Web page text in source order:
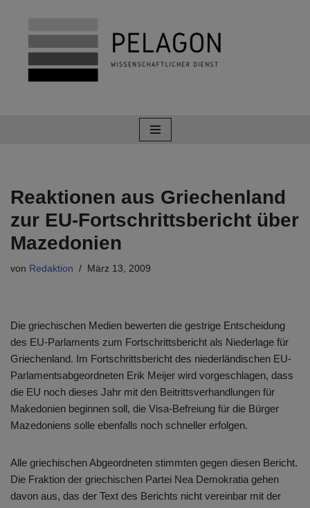
Zum
Inhalt
springen
Reaktionen aus Griechenland
zur EU-Fortschrittsbericht über
Mazedonien
von Redaktion März 13, 2009
Die griechischen Medien bewerten die gestrige Entscheidung
des EU-Parlaments zum Fortschrittsbericht als Niederlage für
Griechenland. Im Fortschrittsbericht des niederländischen EU-
Parlamentsabgeordneten Erik Meijer wird vorgeschlagen, dass
die EU noch dieses Jahr mit den Beitrittsverhandlungen für
Makedonien beginnen soll, die Visa-Befreiung für die Bürger
Mazedoniens solle ebenfalls noch schneller erfolgen.
Alle griechischen Abgeordneten stimmten gegen diesen Bericht.
Die Fraktion der griechischen Partei Nea Demokratia gehen
davon aus, das der Text des Berichts nicht vereinbar mit der